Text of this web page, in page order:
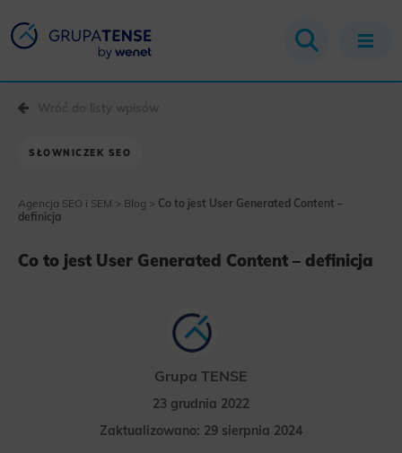
SŁOWNICZEK SEO
Agencja SEO i SEM > Blog > Co to jest User Generated Content –
definicja
Co to jest User Generated Content – definicja
Grupa TENSE
23 grudnia 2022
Zaktualizowano: 29 sierpnia 2024